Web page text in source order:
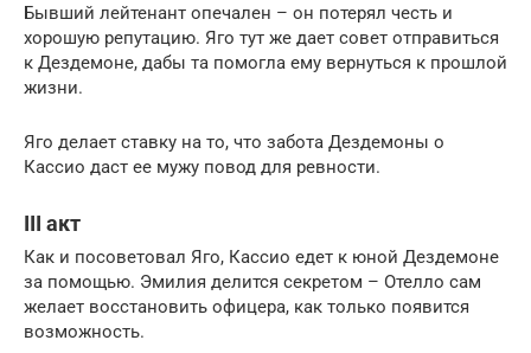
Бывший лейтенант опечален – он потерял честь и
хорошую репутацию. Яго тут же дает совет отправиться
к Дездемоне, дабы та помогла ему вернуться к прошлой
жизни.
Яго делает ставку на то, что забота Дездемоны о
Кассио даст ее мужу повод для ревности.
III акт
Как и посоветовал Яго, Кассио едет к юной Дездемоне
за помощью. Эмилия делится секретом – Отелло сам
желает восстановить офицера, как только появится
возможность.